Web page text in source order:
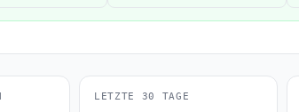
LETZTE 30 TAGE